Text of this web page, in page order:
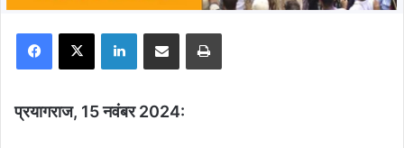
Facebook
X LinkedInShare via Email Print
प्रयागराज, 15 नवंबर 2024: